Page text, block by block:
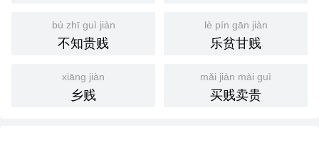
“孤贱”这个词由“孤”和“贱”两个字组成，这两个字在古代汉语
的看法发生了变化，因此“孤贱”这样的词汇逐渐被边缘化，
使用频率降低。
bù zhī guì jiàn
不知贵贱
lè pín gān jiàn
乐贫甘贱
xiāng jiàn
乡贱
mǎi jiàn mài guì
买贱卖贵